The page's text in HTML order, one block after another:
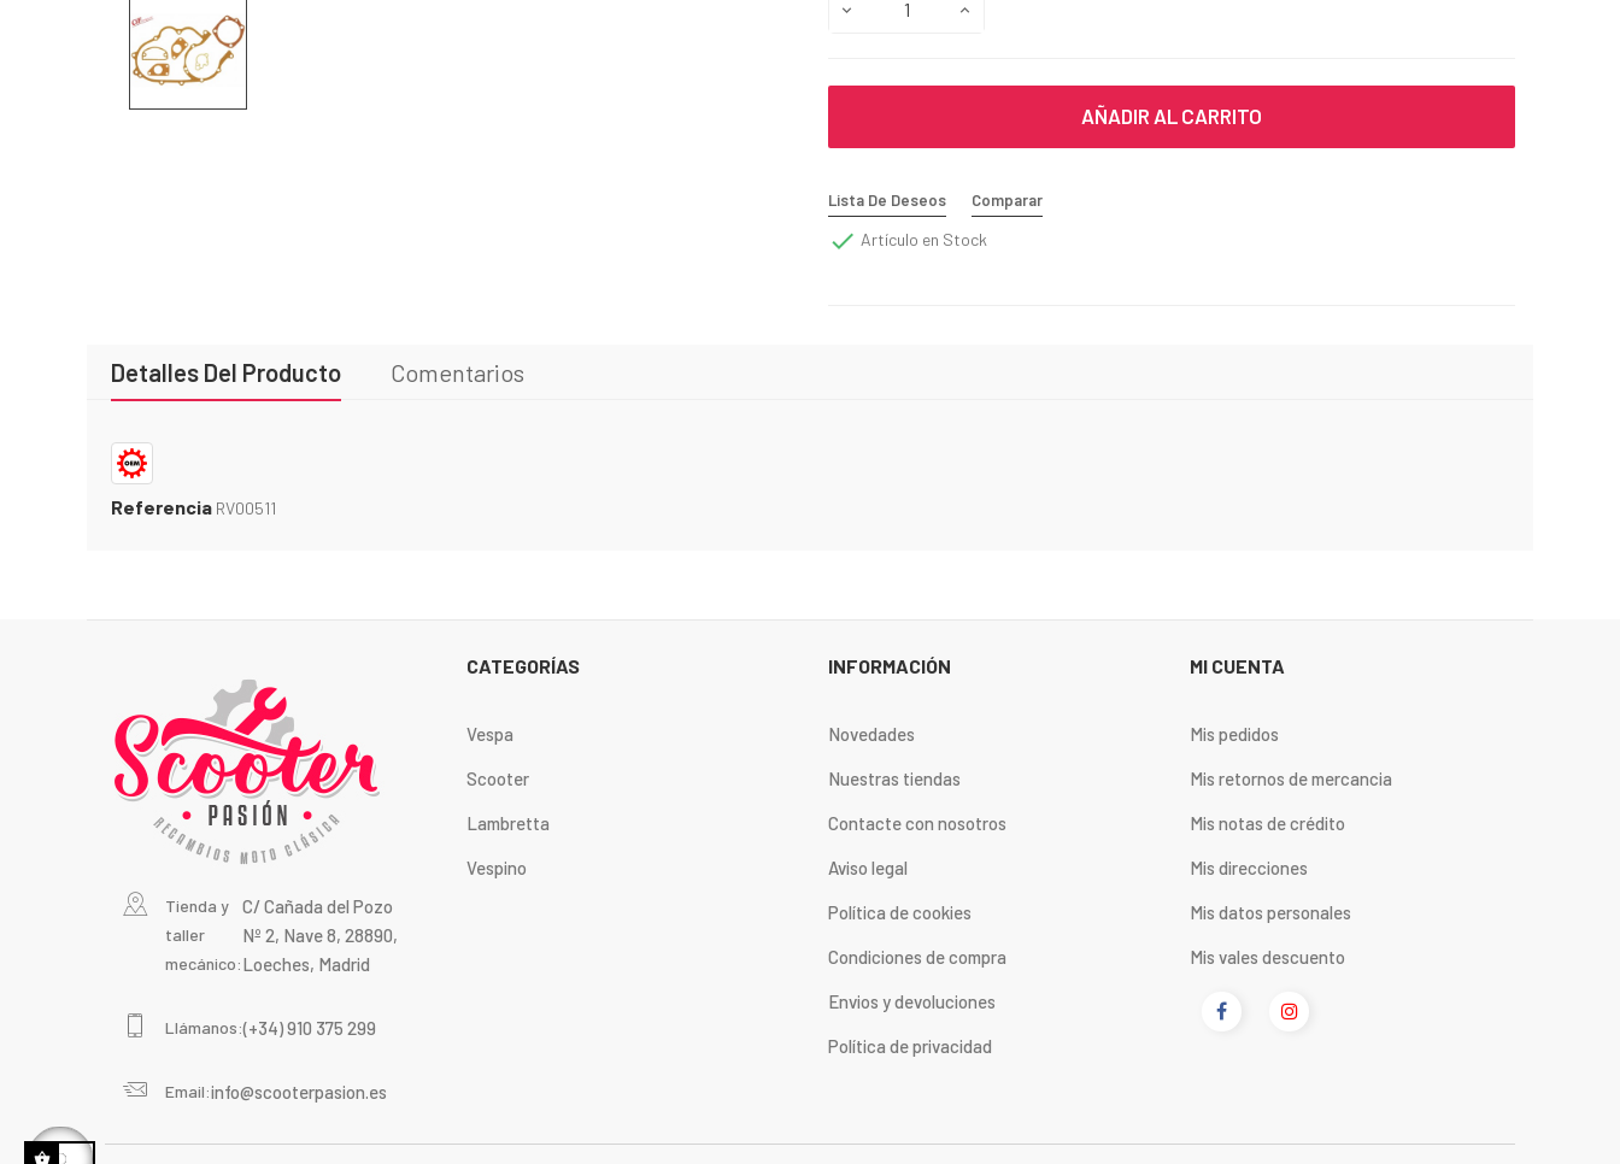
AÑADIR AL CARRITO
Lista De Deseos Comparar
 Artículo en Stock
Detalles Del Producto Comentarios
Referencia RV00511
Tienda y
taller
mecánico:
C/ Cañada del Pozo
Nº 2, Nave 8, 28890,
Loeches, Madrid
Llámanos:(+34) 910 375 299
Email:info@scooterpasion.es
CATEGORÍAS
Vespa
Scooter
Lambretta
Vespino
INFORMACIÓN
Novedades
Nuestras tiendas
Contacte con nosotros
Aviso legal
Política de cookies
Condiciones de compra
Envios y devoluciones
Política de privacidad
MI CUENTA
Mis pedidos
Mis retornos de mercancia
Mis notas de crédito
Mis direcciones
Mis datos personales
Mis vales descuento